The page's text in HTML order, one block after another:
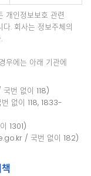
개인정보보호 관련
. 회사는 정보주체의
우에는 아래 기관에
번 없이 118)
없이 118, 1833-
1301)
/ 국번 없이 182)